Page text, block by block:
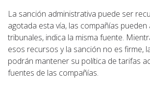
La sanción administrativa puede ser
agotada esta vía, las compañías pueden
tribunales, indica la misma fuente.
esos recursos y la sanción no es firme,
podrán mantener su política de tarifas
fuentes de las compañías.